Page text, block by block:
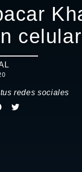
redes sociales